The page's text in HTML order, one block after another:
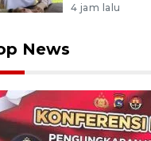
4 jam lalu
News